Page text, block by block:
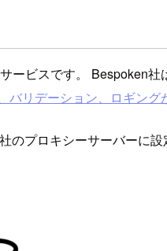
ビスです。 Bespoken社
バリデーション、ロギング
プロキシーサーバーに設